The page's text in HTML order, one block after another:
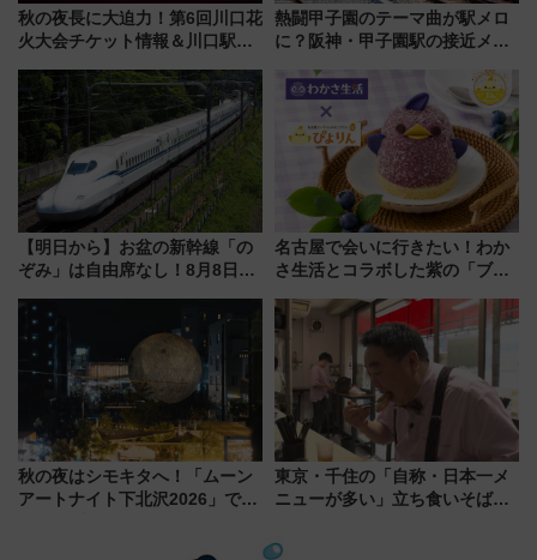
秋の夜長に大迫力！第6回川口花
火大会チケット情報＆川口駅か
熱闘甲子園のテーマ曲が駅メロ
に？阪神・甲子園駅の接近メロ
谷実アレンジの特別仕様へ、8月
5日始発から
【明日から】お盆の新幹線「の
ぞみ」は自由席なし！8月8日午
せば空きが見つかることも 混
雑避ける「空席」探しのコツ
名古屋で会いに行きたい！わか
さ生活とコラボした紫の「ブル
売
秋の夜はシモキタへ！「ムーン
アートナイト下北沢2026」でイ
東京・千住の「自称・日本一メ
ニューが多い」立ち食いそば屋
地のふらっと立ち食いそば』